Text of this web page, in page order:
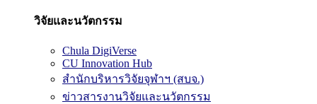
วิจัยและนวัตกรรม
Chula DigiVerse
CU Innovation Hub
สำนักบริหารวิจัยจุฬาฯ (สบจ.)
ข่าวสารงานวิจัยและนวัตกรรม